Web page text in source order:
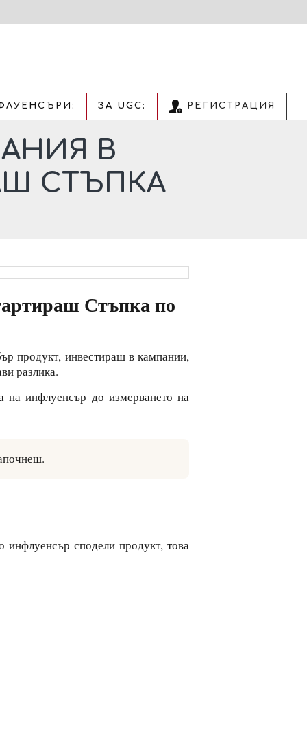
ЗА UGC: РЕГИСТРАЦИЯ
В
СТЪПКА
Стъпка по
продукт, инвестираш в кампании,
разлика.
инфлуенсър до измерването на
инфлуенсър сподели продукт, това